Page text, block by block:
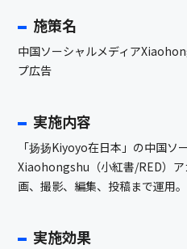
施策名
中国ソーシャルメディア
プ広告
実施内容
「扬扬Kiyoyo在日本」の中国ソ
Xiaohongshu（小紅書/RED）
画、撮影、編集、投稿まで運用。
実施効果